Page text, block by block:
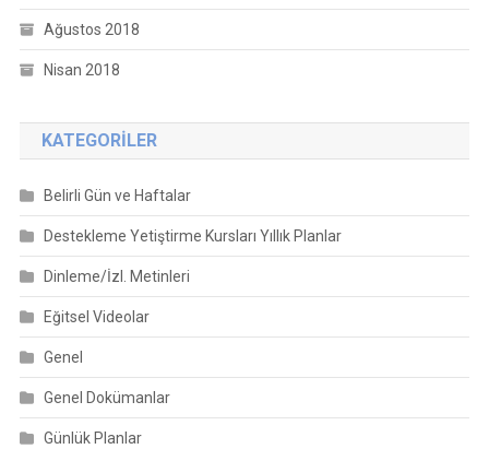
Ağustos 2018
Nisan 2018
KATEGORILER
Belirli Gün ve Haftalar
Destekleme Yetiştirme Kursları Yıllık Planlar
Dinleme/İzl. Metinleri
Eğitsel Videolar
Genel
Genel Dokümanlar
Günlük Planlar